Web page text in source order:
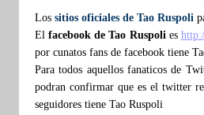
Los sitios oficiales de Tao Ruspoli
Elfacebook de Tao Ruspolies
por cunatos fans de facebook tiene
Para todos aquellos fanaticos de
podran confirmar que es el twitter
seguidores tiene Tao Ruspoli